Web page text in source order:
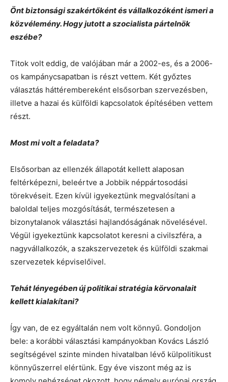
Önt biztonsági szakértőként és vállalkozóként ismeri a
közvélemény. Hogy jutott a szocialista pártelnök
eszébe?
Titok volt eddig, de valójában már a 2002-es, és a 2006-
os kampánycsapatban is részt vettem. Két győztes
választás háttérembereként elsősorban szervezésben,
illetve a hazai és külföldi kapcsolatok építésében vettem
részt.
Most mi volt a feladata?
Elsősorban az ellenzék állapotát kellett alaposan
feltérképezni, beleértve a Jobbik néppártosodási
törekvéseit. Ezen kívül igyekeztünk megvalósítani a
baloldal teljes mozgósítását, természetesen a
bizonytalanok választási hajlandóságának növelésével.
Végül igyekeztünk kapcsolatot keresni a civilszféra, a
nagyvállalkozók, a szakszervezetek és külföldi szakmai
szervezetek képviselőivel.
Tehát lényegében új politikai stratégia körvonalait
kellett kialakítani?
Így van, de ez egyáltalán nem volt könnyű. Gondoljon
bele: a korábbi választási kampányokban Kovács László
segítségével szinte minden hivatalban lévő külpolitikust
könnyűszerrel elértünk. Egy éve viszont még az is